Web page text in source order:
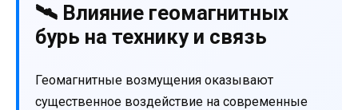
🛰️ Влияние геомагнитных
бурь на технику и связь
Геомагнитные возмущения оказывают
существенное воздействие на современные